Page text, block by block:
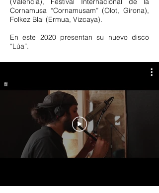
Cornamusa “Cornamusam” (Olot, Girona),
Folkez Blai (Ermua, Vizcaya).
En este 2020 presentan su nuevo disco
“Lúa”.